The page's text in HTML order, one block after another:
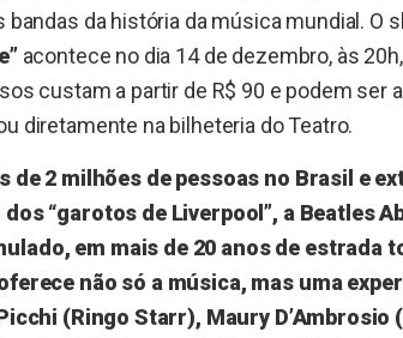
da história da música mundial. O
acontece no dia 14 de dezembro, às
custam a partir de R$ 90 e podem ser
diretamente na bilheteria do Teatro.
de 2 milhões de pessoas no Brasil e
“garotos de Liverpool”, a Beatles
em mais de 20 anos de estrada
não só a música, mas uma
(Ringo Starr), Maury